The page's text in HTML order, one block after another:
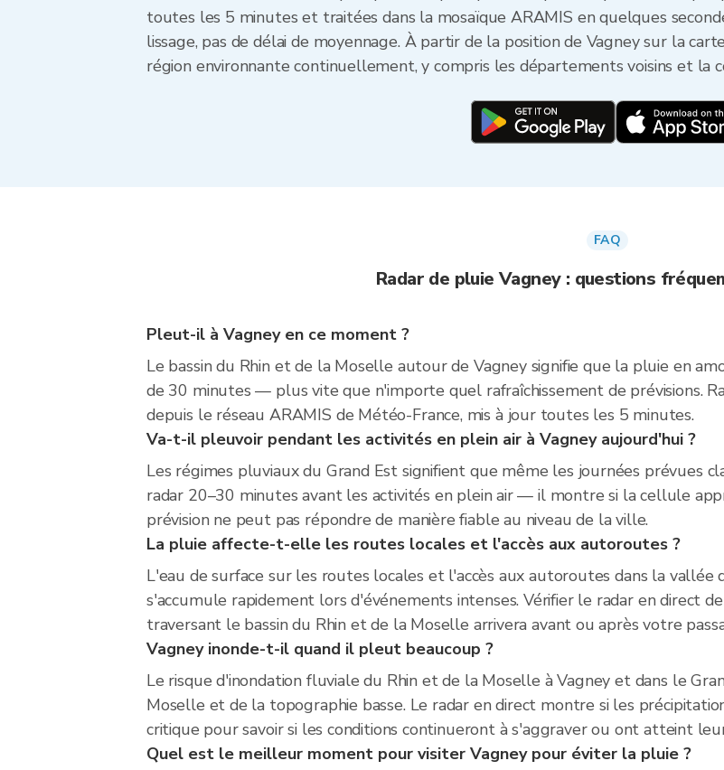
toutes les 5 minutes et traitées dans la mosaïque ARAMIS en quelques
lissage, pas de délai de moyennage. À partir de la position de Vagney sur la
région environnante continuellement, y compris les départements voisins et la
FAQ
Radar de pluie Vagney : questions
Pleut-il à Vagney en ce moment ?
Le bassin du Rhin et de la Moselle autour de Vagney signifie que la pluie en
de 30 minutes — plus vite que n'importe quel rafraîchissement de prévisions.
depuis le réseau ARAMIS de Météo-France, mis à jour toutes les 5 minutes.
Va-t-il pleuvoir pendant les activités en plein air à Vagney aujourd'hui ?
Les régimes pluviaux du Grand Est signifient que même les journées prévues
radar 20–30 minutes avant les activités en plein air — il montre si la cellule
prévision ne peut pas répondre de manière fiable au niveau de la ville.
La pluie affecte-t-elle les routes locales et l'accès aux autoroutes ?
L'eau de surface sur les routes locales et l'accès aux autoroutes dans la vallée
s'accumule rapidement lors d'événements intenses. Vérifier le radar en direct
traversant le bassin du Rhin et de la Moselle arrivera avant ou après votre
Vagney inonde-t-il quand il pleut beaucoup ?
Le risque d'inondation fluviale du Rhin et de la Moselle à Vagney et dans le
Moselle et de la topographie basse. Le radar en direct montre si les
critique pour savoir si les conditions continueront à s'aggraver ou ont atteint
Quel est le meilleur moment pour visiter Vagney pour éviter la pluie ?